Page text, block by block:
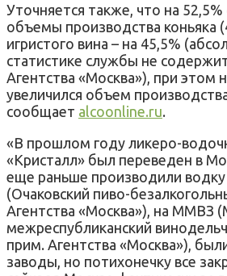
Уточняется также, что на 52,5%
объемы производства коньяка
игристого вина – на 45,5%
статистике службы не
Агентства «Москва»), при этом
увеличился объем
сообщает alcoonline.ru.
«В прошлом году ликеро-
«Кристалл» был переведен в
еще раньше производили водку
(Очаковский пиво-
Агентства «Москва»), на ММВЗ
межреспубликанский
прим. Агентства «Москва»),
заводы, но потихонечку все